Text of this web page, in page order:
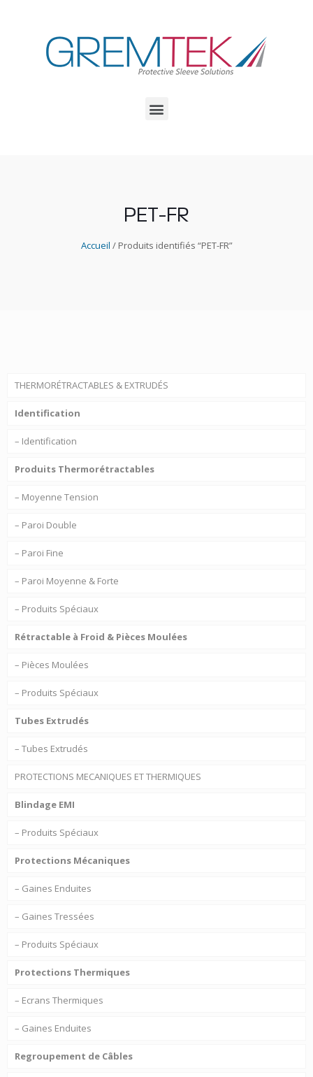
PET-FR
Accueil / Produits identifiés “PET-FR”
THERMORÉTRACTABLES & EXTRUDÉS
Identification
– Identification
Produits Thermorétractables
– Moyenne Tension
– Paroi Double
– Paroi Fine
– Paroi Moyenne & Forte
– Produits Spéciaux
Rétractable à Froid & Pièces Moulées
– Pièces Moulées
– Produits Spéciaux
Tubes Extrudés
– Tubes Extrudés
PROTECTIONS MECANIQUES ET THERMIQUES
Blindage EMI
– Produits Spéciaux
Protections Mécaniques
– Gaines Enduites
– Gaines Tressées
– Produits Spéciaux
Protections Thermiques
– Ecrans Thermiques
– Gaines Enduites
Regroupement de Câbles